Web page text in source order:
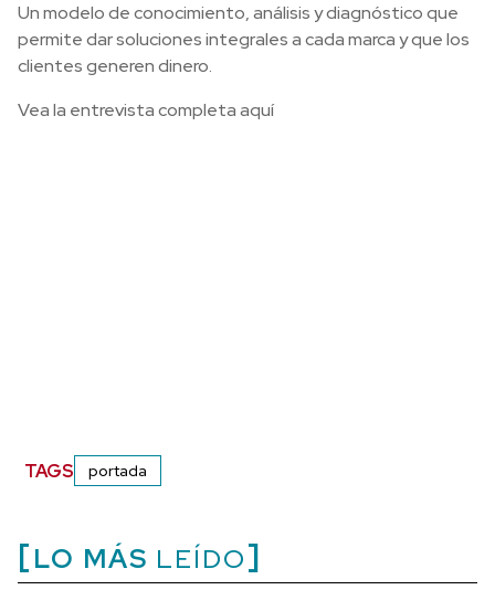
Un modelo de conocimiento, análisis y diagnóstico que
permite dar soluciones integrales a cada marca y que los
clientes generen dinero.
Vea la entrevista completa aquí
TAGS portada
LO MÁS LEÍDO